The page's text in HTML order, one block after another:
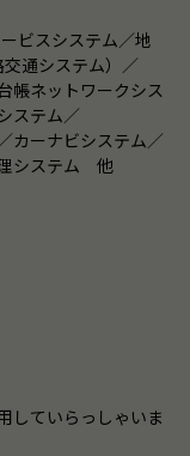
ビスシステム／地
通システム）／
帳ネットワークシス
ステム／
カーナビシステム／
システム 他
していらっしゃいま